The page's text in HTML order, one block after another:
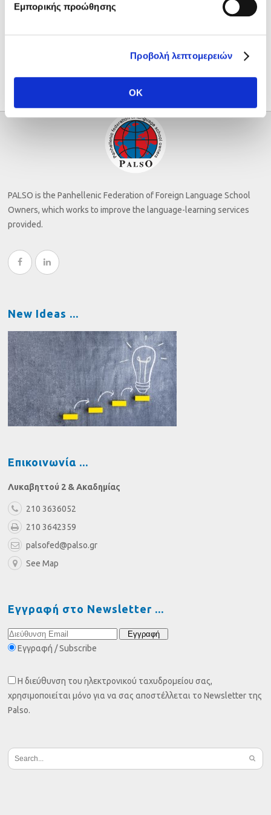
Εμπορικής προώθησης
Προβολή λεπτομερειών
OK
PALSO is the Panhellenic Federation of Foreign Language School
Owners, which works to improve the language-learning services
provided.
New Ideas
Επικοινωνία
Λυκαβηττού 2 & Ακαδημίας
210 3636052
210 3642359
palsofed@palso.gr
See Map
Εγγραφή στο Newsletter
Εγγραφή / Subscribe
Η διεύθυνση του ηλεκτρονικού ταχυδρομείου σας,
χρησιμοποιείται μόνο για να σας αποστέλλεται το Newsletter της
Palso.